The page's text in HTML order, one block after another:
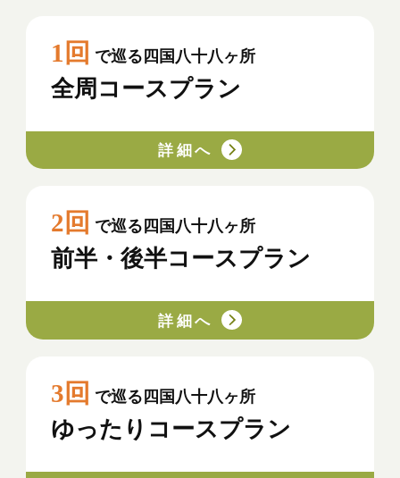
1回 で巡る四国八十八ヶ所
全周コースプラン
詳細へ
2回 で巡る四国八十八ヶ所
前半・後半コースプラン
詳細へ
3回 で巡る四国八十八ヶ所
ゆったりコースプラン